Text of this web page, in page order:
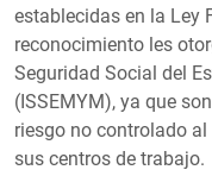
establecidas en la Ley
reconocimiento les
Seguridad Social del
(ISSEMYM), ya que
riesgo no controlado
sus centros de trabajo.